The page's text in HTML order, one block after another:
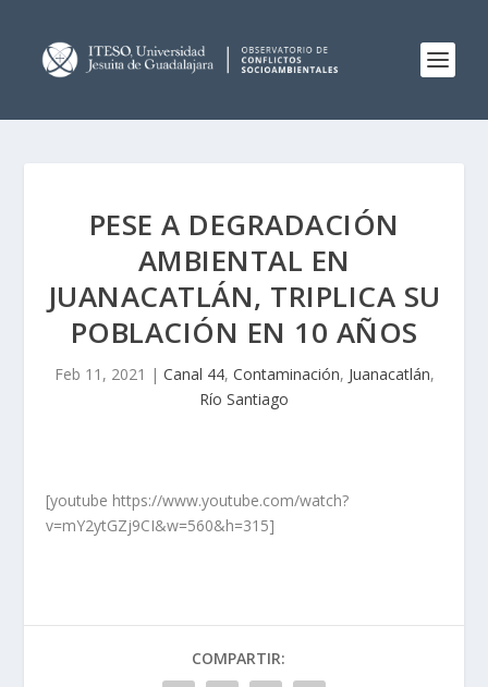
PESE A DEGRADACIÓN
AMBIENTAL EN
JUANACATLÁN, TRIPLICA SU
POBLACIÓN EN 10 AÑOS
Feb 11, 2021 | Canal 44, Contaminación, Juanacatlán,
Río Santiago
[youtube https://www.youtube.com/watch?
v=mY2ytGZj9CI&w=560&h=315]
COMPARTIR: